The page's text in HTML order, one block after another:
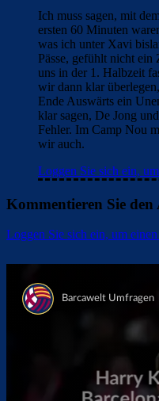
Ich muss sagen, mit
ersten 60 Minuten
was ich unter Xavi
Pässe, gefühlt nicht
uns in der 1. Halbzeit
wir dann klar
Ende Auswärts ein
klar sagen, De Jong
Fehler. Im Camp Nou
wir auch.
Loggen Sie sich ein,
Kommentieren Sie
Loggen Sie sich ein, um